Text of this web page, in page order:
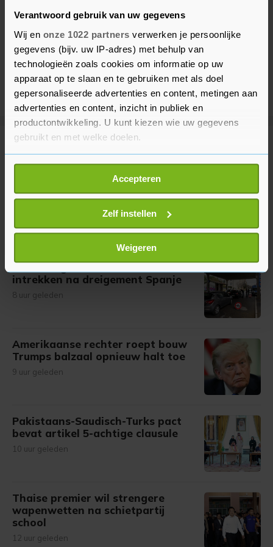
Verantwoord gebruik van uw gegevens
Wij en onze 1022 partners verwerken je persoonlijke
gegevens (bijv. uw IP-adres) met behulp van
technologieën zoals cookies om informatie op uw
apparaat op te slaan en te gebruiken met als doel
gepersonaliseerde advertenties en content, metingen aan
advertenties en content, inzicht in publiek en
productontwikkeling. U kunt kiezen wie uw gegevens
gebruikt en met welke doelen.
Als u het toestaat, willen we ook graag:
Informatie verzamelen over uw geografische
locatie, die tot een paar meter nauwkeurig kan zijn
Uw apparaat identificeren door het actief te
scannen op specifieke eigenschappen (fingerprinting)
Lees meer over hoe uw persoonlijke gegevens worden
verwerkt en stel uw voorkeuren in het
U kunt uw toestemming op elk moment wijzigen of
intrekken in de Cookieverklaring.
Met cookies werkt onze website beter en wordt jouw
onze cookiepagina kun je ons cookiebeleid bekijken en je
gemaakte keuze altijd wijzigen of intrekken.
Accepteren
Zelf instellen
Weigeren
Meer uit Buitenland
Spanje stelt grenscontroles in
voor reizigers uit Italië
Italië wil grenscontroles niet
intrekken na dreigement Spanje
8 uur geleden
Amerikaanse rechter roept bouw
Trumps balzaal opnieuw halt toe
9 uur geleden
Pakistaans-Saudisch-Turks pact
bevat artikel 5-achtige clausule
10 uur geleden
Thaise premier wil strengere
wapenwetten na schietpartij
school
12 uur geleden